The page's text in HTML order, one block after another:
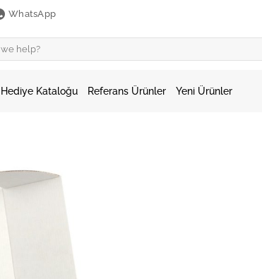
WhatsApp
Kataloğu Referans Ürünler Yeni Ürünler